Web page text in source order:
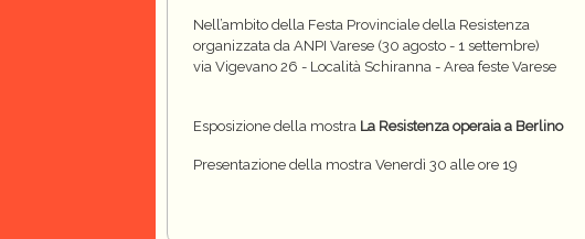
Nell’ambito della Festa Provinciale della Resistenza
organizzata da ANPI Varese (30 agosto - 1 settembre)
via Vigevano 26 - Località Schiranna - Area feste Varese
Esposizione della mostraLa Resistenza operaia a Berlino
Presentazione della mostra Venerdì 30 alle ore 19